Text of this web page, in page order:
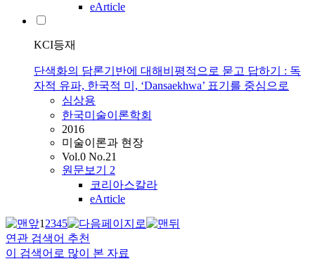
eArticle
KCI등재
단색화의 담론기반에 대해비평적으로 묻고 답하기 : 독
자적 유파, 한국적 미, ‘Dansaekhwa’ 표기를 중심으로
심상용
한국미술이론학회
2016
미술이론과 현장
Vol.0 No.21
원문보기 2
코리아스칼라
eArticle
12345
연관 검색어 추천
이 검색어로 많이 본 자료